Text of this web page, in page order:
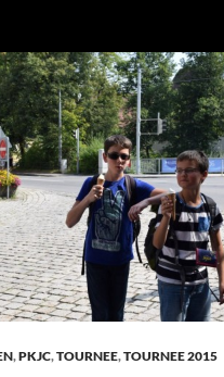
,PKJC,TOURNEE,TOURNEE 2015